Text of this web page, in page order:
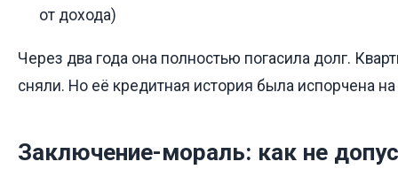
от дохода)
Через два года она полностью погасила долг.
сняли. Но её кредитная история была испорчена на
Заключение-мораль: как не